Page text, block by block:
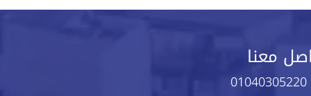
معنا
01040305220